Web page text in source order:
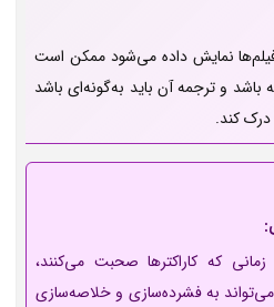
نمایش داده می‌شود ممکن است
و ترجمه آن باید به‌گونه‌ای باشد
درک کند.
که کاراکترها صحبت می‌کنند،
به فشرده‌سازی و خلاصه‌سازی